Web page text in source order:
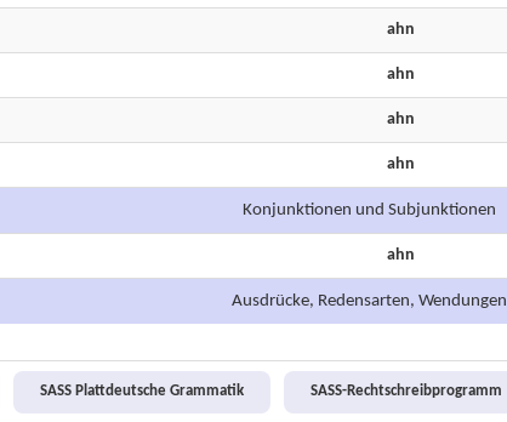
ahn
ahn
ahn
ahn
Konjunktionen und Subjunktionen
ahn
Ausdrücke, Redensarten, Wendungen
SASS Plattdeutsche Grammatik
SASS-Rechtschreibprogramm